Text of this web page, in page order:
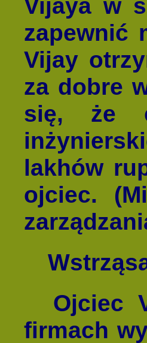
zapewnić
Vijay
za dobre
się, że
lakhów
ojciec.
Ojciec
firmach